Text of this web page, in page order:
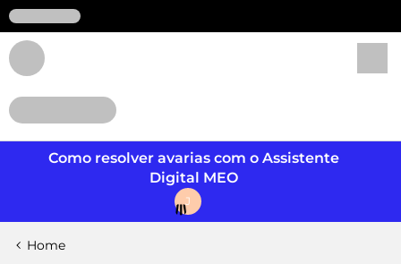
Como resolver avarias com o Assistente
Digital MEO
J
Home